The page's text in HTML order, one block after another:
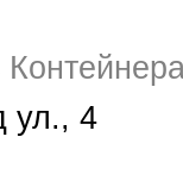
ул., 4